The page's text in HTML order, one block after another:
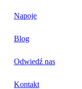
Napoje
Blog
Odwiedź nas
Kontakt